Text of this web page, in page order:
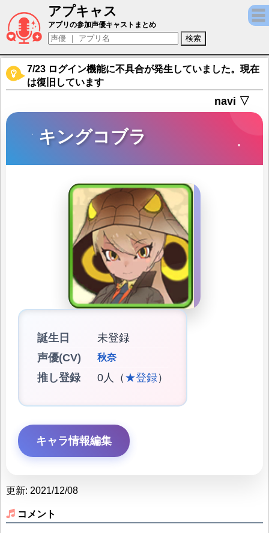
アプキャス
キングコブラ（声優：秋奈)【けものフレン
アプリの参加声優キャストまとめ
7/23 ログイン機能に不具合が発生していました。現在
は復旧しています
navi ▽
キングコブラ
誕生日
未登録
声優(CV)
秋奈
推し登録 0人（ ★登録）
キャラ情報編集
更新: 2021/12/08
コメント